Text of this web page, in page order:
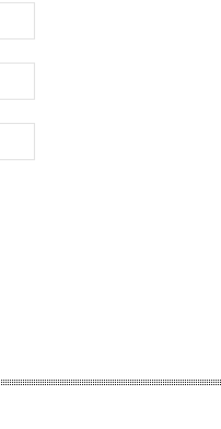
почта:*
Сайт: